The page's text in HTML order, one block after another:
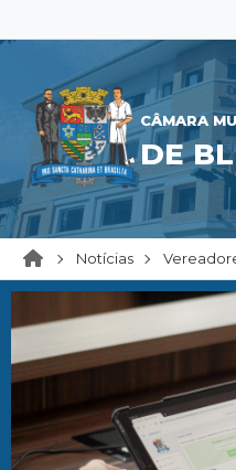
CÂMARA
DE
Notícias